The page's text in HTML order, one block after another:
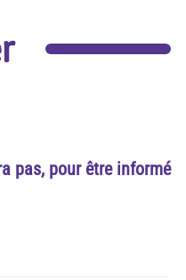
pas, pour être informé